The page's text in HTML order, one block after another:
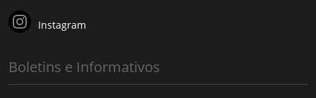
Instagram
Boletins e Informativos